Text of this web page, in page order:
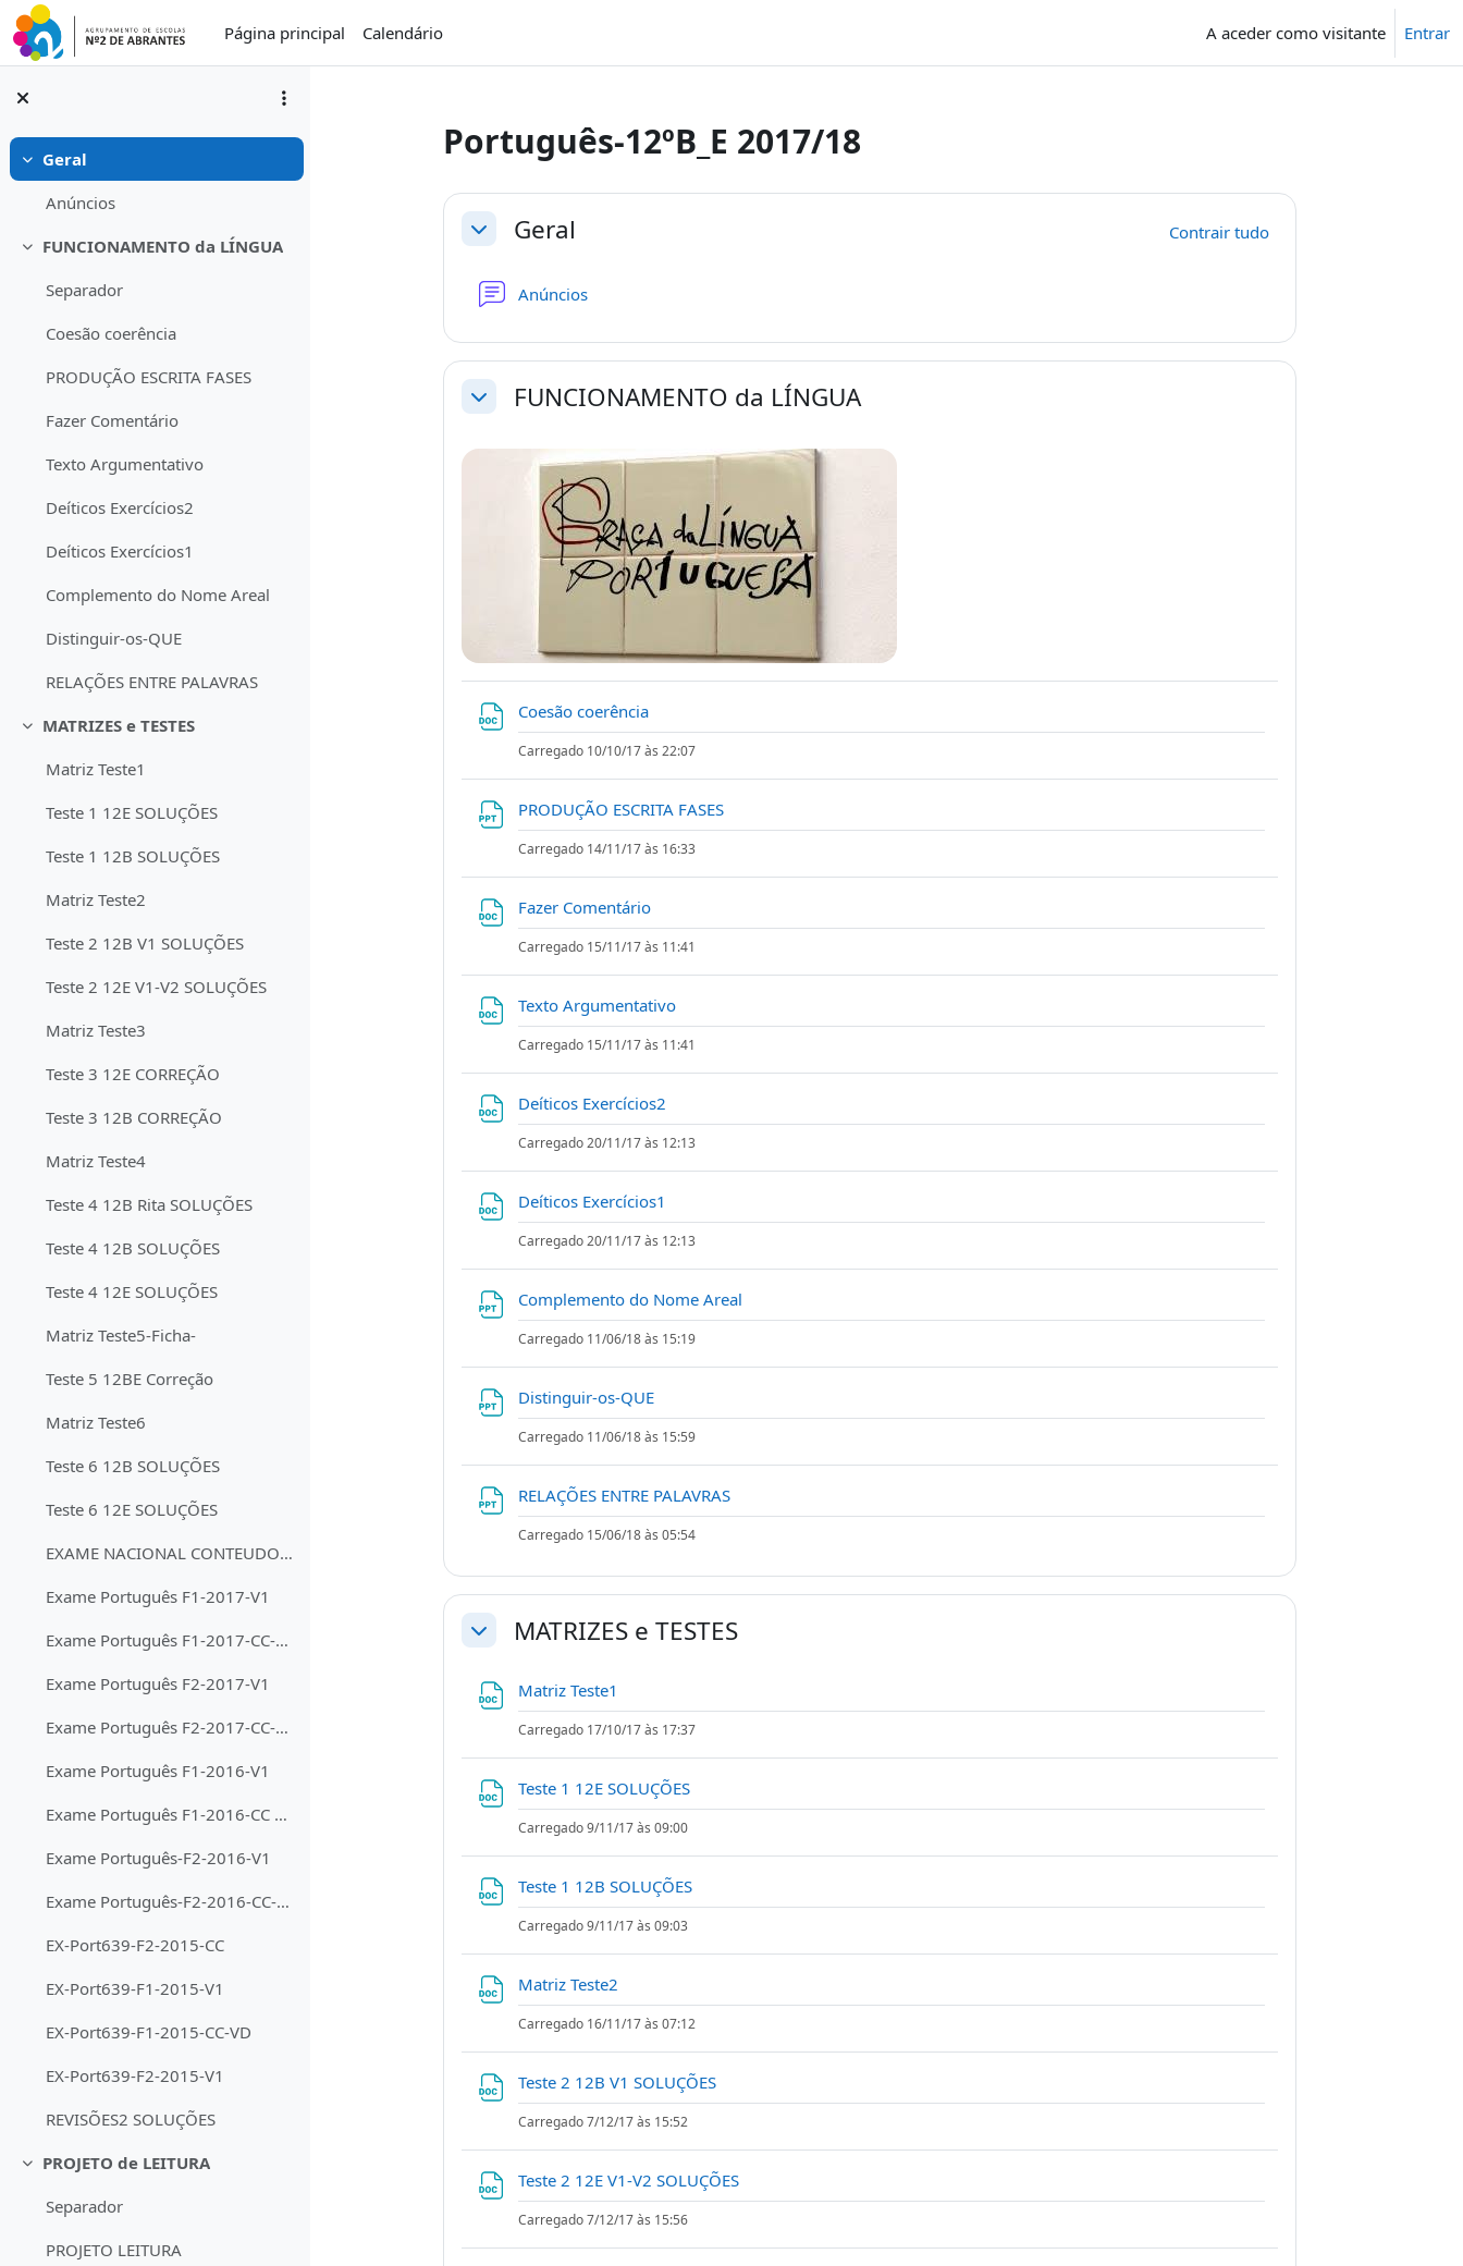
Ir para o conteúdo principal
Página principal
Calendário A aceder como visitante Entrar
Contrair
Geral
Anúncios
Contrair
FUNCIONAMENTO da LÍNGUA
Separador
Coesão coerência
PRODUÇÃO ESCRITA FASES
Fazer Comentário
Texto Argumentativo
Deíticos Exercícios2
Deíticos Exercícios1
Complemento do Nome Areal
Distinguir-os-QUE
RELAÇÕES ENTRE PALAVRAS
Contrair
MATRIZES e TESTES
Matriz Teste1
Teste 1 12E SOLUÇÕES
Teste 1 12B SOLUÇÕES
Matriz Teste2
Teste 2 12B V1 SOLUÇÕES
Teste 2 12E V1-V2 SOLUÇÕES
Matriz Teste3
Teste 3 12E CORREÇÃO
Teste 3 12B CORREÇÃO
Matriz Teste4
Teste 4 12B Rita SOLUÇÕES
Teste 4 12B SOLUÇÕES
Teste 4 12E SOLUÇÕES
Matriz Teste5-Ficha-
Teste 5 12BE Correção
Matriz Teste6
Teste 6 12B SOLUÇÕES
Teste 6 12E SOLUÇÕES
EXAME NACIONAL CONTEUDOS LITERARIOS
Exame Português F1-2017-V1
Exame Português F1-2017-CC-VD
Exame Português F2-2017-V1
Exame Português F2-2017-CC-VD
Exame Português F1-2016-V1
Exame Português F1-2016-CC VD
Exame Português-F2-2016-V1
Exame Português-F2-2016-CC-VD
EX-Port639-F2-2015-CC
EX-Port639-F1-2015-V1
EX-Port639-F1-2015-CC-VD
EX-Port639-F2-2015-V1
REVISÕES2 SOLUÇÕES
Contrair
PROJETO de LEITURA
Separador
PROJETO LEITURA
Português-12ºB_E 2017/18
Lista de secções
ContrairGeral Contrair tudo
Anúncios
ContrairFUNCIONAMENTO da LÍNGUA
Coesão coerência
Carregado 10/10/17 às 22:07
PRODUÇÃO ESCRITA FASES
Carregado 14/11/17 às 16:33
Fazer Comentário
Carregado 15/11/17 às 11:41
Texto Argumentativo
Carregado 15/11/17 às 11:41
Deíticos Exercícios2
Carregado 20/11/17 às 12:13
Deíticos Exercícios1
Carregado 20/11/17 às 12:13
Complemento do Nome Areal
Carregado 11/06/18 às 15:19
Distinguir-os-QUE
Carregado 11/06/18 às 15:59
RELAÇÕES ENTRE PALAVRAS
Carregado 15/06/18 às 05:54
ContrairMATRIZES e TESTES
Matriz Teste1
Carregado 17/10/17 às 17:37
Teste 1 12E SOLUÇÕES
Carregado 9/11/17 às 09:00
Teste 1 12B SOLUÇÕES
Carregado 9/11/17 às 09:03
Matriz Teste2
Carregado 16/11/17 às 07:12
Teste 2 12B V1 SOLUÇÕES
Carregado 7/12/17 às 15:52
Teste 2 12E V1-V2 SOLUÇÕES
Carregado 7/12/17 às 15:56